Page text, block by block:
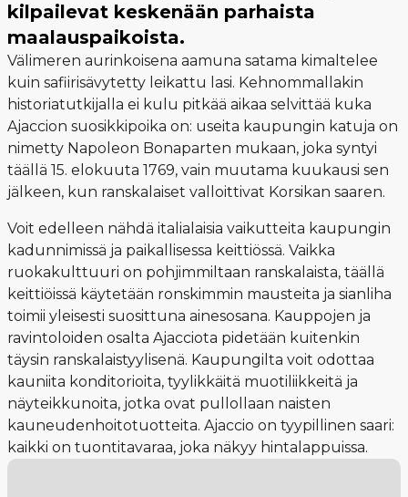
kilpailevat keskenään parhaista
maalauspaikoista.
Välimeren aurinkoisena aamuna satama kimaltelee
kuin safiirisävytetty leikattu lasi. Kehnommallakin
historiatutkijalla ei kulu pitkää aikaa selvittää kuka
Ajaccion suosikkipoika on: useita kaupungin katuja on
nimetty Napoleon Bonaparten mukaan, joka syntyi
täällä 15. elokuuta 1769, vain muutama kuukausi sen
jälkeen, kun ranskalaiset valloittivat Korsikan saaren.
Voit edelleen nähdä italialaisia vaikutteita kaupungin
kadunnimissä ja paikallisessa keittiössä. Vaikka
ruokakulttuuri on pohjimmiltaan ranskalaista, täällä
keittiöissä käytetään ronskimmin mausteita ja sianliha
toimii yleisesti suosittuna ainesosana. Kauppojen ja
ravintoloiden osalta Ajacciota pidetään kuitenkin
täysin ranskalaistyylisenä. Kaupungilta voit odottaa
kauniita konditorioita, tyylikkäitä muotiliikkeitä ja
näyteikkunoita, jotka ovat pullollaan naisten
kauneudenhoitotuotteita. Ajaccio on tyypillinen saari:
kaikki on tuontitavaraa, joka näkyy hintalappuissa.